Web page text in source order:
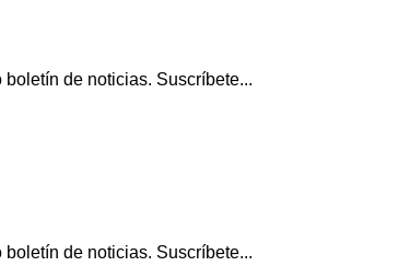
de noticias. Suscríbete...
de noticias. Suscríbete...